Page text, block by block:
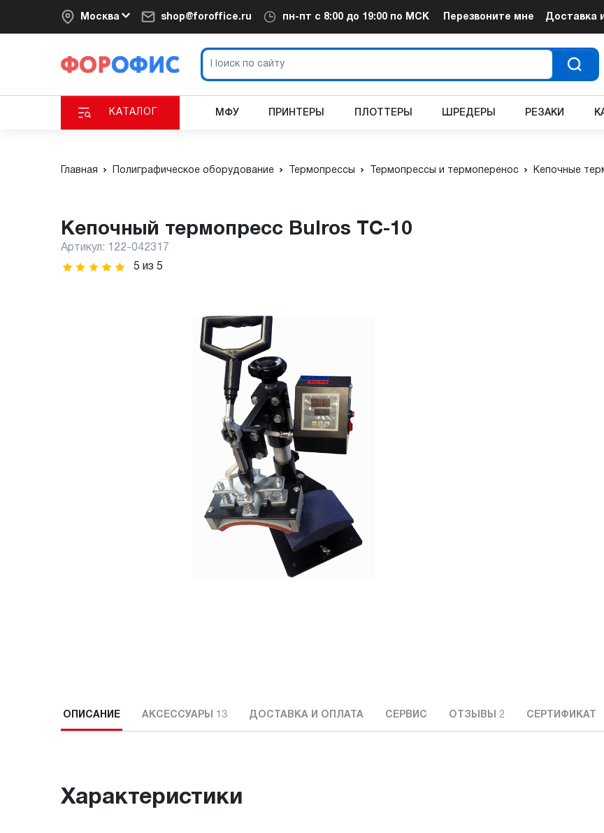
Москва shop@foroffice.ru пн-пт с 8:00 до 19:00 по МСК Перезвоните мне Доставка
КАТАЛОГ МФУ ПРИНТЕРЫ ПЛОТТЕРЫ ШРЕДЕРЫ РЕЗАКИ
Главная Полиграфическое оборудование Термопрессы Термопрессы и термоперенос Кепочные
Кепочный термопресс Bulros TC-10
Артикул:
122-042317
5 из 5
ОПИСАНИЕ АКСЕССУАРЫ 13 ДОСТАВКА И ОПЛАТА СЕРВИС ОТЗЫВЫ 2 СЕРТИФИКАТ
Характеристики